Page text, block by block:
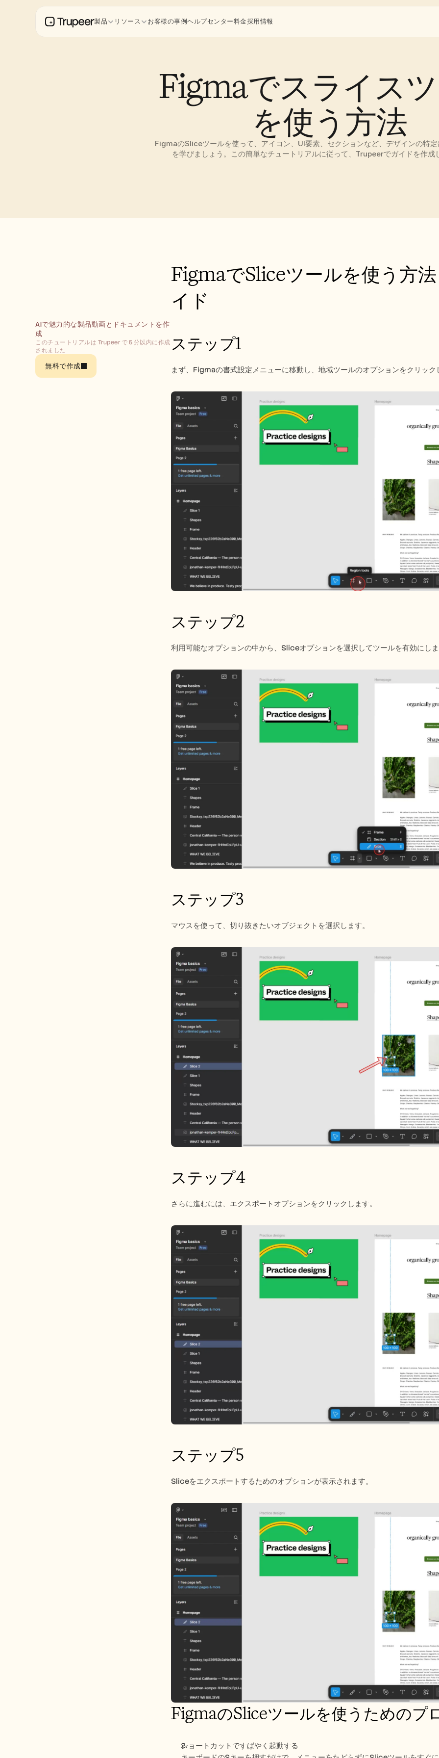
Figmaでスライス
を使う方法
FigmaのSliceツールを使って、アイコン、UI要素、セクションなど、デザインの特
を学びましょう。この簡単なチュートリアルに従って、Trupeerでガイドを作成
AIで魅力的な製品動画とドキュメントを作
成
このチュートリアルは Trupeer で 5 分以内に作成
されました
無料で作成
FigmaでSliceツールを使う方
イド
ステップ1
まず、Figmaの書式設定メニューに移動し、地域ツールのオプションをクリック
ステップ2
利用可能なオプションの中から、Sliceオプションを選択してツールを有効にし
ステップ3
マウスを使って、切り抜きたいオブジェクトを選択します。
ステップ4
さらに進むには、エクスポートオプションをクリックします。
ステップ5
Sliceをエクスポートするためのオプションが表示されます。
FigmaのSliceツールを使うためのプ
ショートカットですばやく起動する
製品 リソース お客様の事例ヘルプセンター料金採用情報